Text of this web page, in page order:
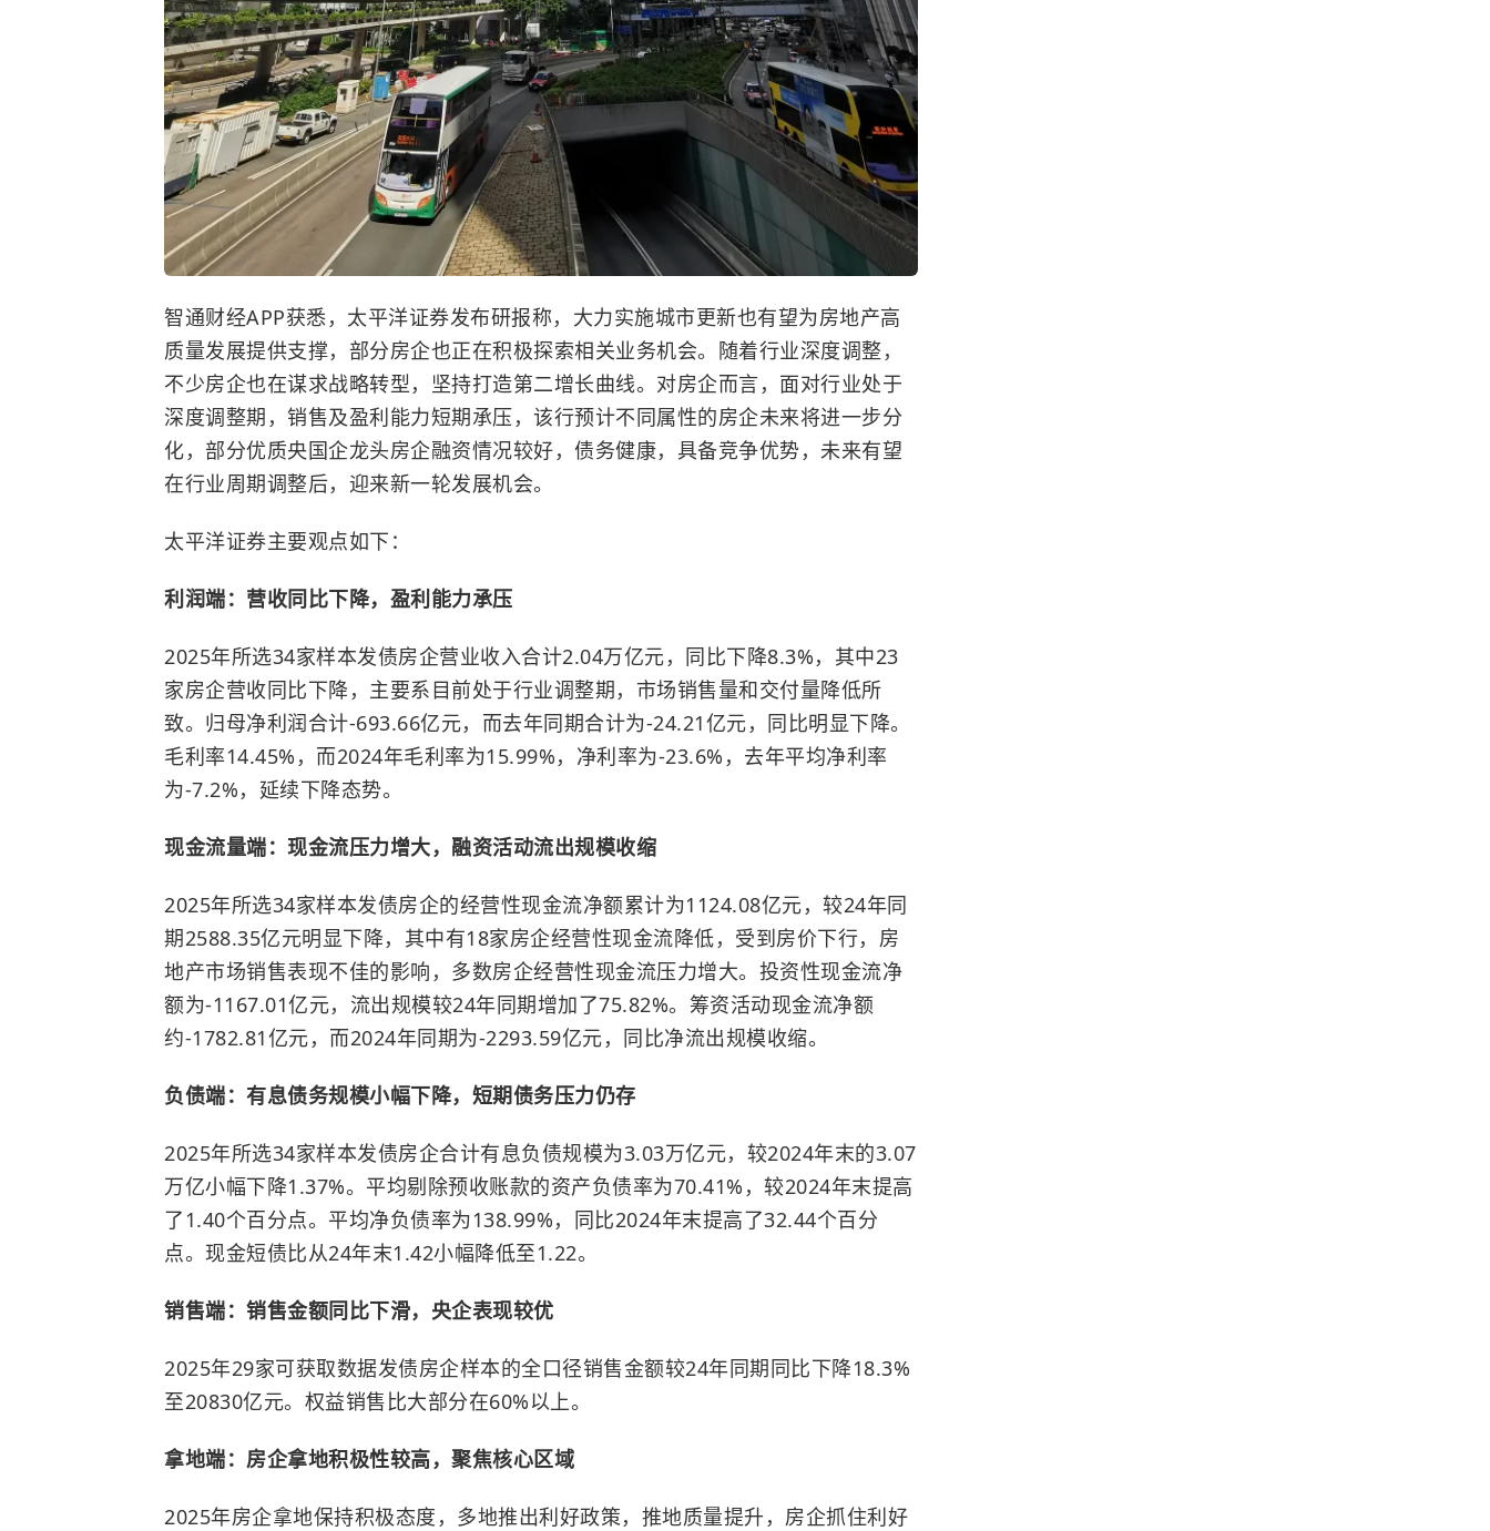
智通财经APP获悉，太平洋证券发布研报称，大力实施城市更新也有望为房地产高
质量发展提供支撑，部分房企也正在积极探索相关业务机会。 随着行业深度调整，
不少房企也在谋求战略转型，坚持打造第二增长曲线。 对房企而言，面对行业处于
深度调整期，销售及盈利能力短期承压，该行预计不同属性的房企未来将进一步分
化，部分优质央国企龙头房企融资情况较好，债务健康，具备竞争优势，未来有望
在行业周期调整后，迎来新一轮发展机会。
太平洋证券主要观点如下：
利润端：营收同比下降，盈利能力承压
2025年所选34家样本发债房企营业收入合计2.04万亿元，同比下降8.3%，其中23
家房企营收同比下降，主要系目前处于行业调整期，市场销售量和交付量降低所
致。归母净利润合计-693.66亿元，而去年同期合计为-24.21亿元，同比明显下降。
毛利率14.45%，而2024年毛利率为15.99%，净利率为-23.6%，去年平均净利率
为-7.2%，延续下降态势。
现金流量端：现金流压力增大，融资活动流出规模收缩
2025年所选34家样本发债房企的经营性现金流净额累计为1124.08亿元，较24年同
期2588.35亿元明显下降，其中有18家房企经营性现金流降低，受到房价下行，房
地产市场销售表现不佳的影响，多数房企经营性现金流压力增大。投资性现金流净
额为-1167.01亿元，流出规模较24年同期增加了75.82%。筹资活动现金流净额
约-1782.81亿元，而2024年同期为-2293.59亿元，同比净流出规模收缩。
负债端：有息债务规模小幅下降，短期债务压力仍存
2025年所选34家样本发债房企合计有息负债规模为3.03万亿元，较2024年末的3.07
万亿小幅下降1.37%。平均剔除预收账款的资产负债率为70.41%，较2024年末提高
了1.40个百分点。平均净负债率为138.99%，同比2024年末提高了32.44个百分
点。现金短债比从24年末1.42小幅降低至1.22。
销售端：销售金额同比下滑，央企表现较优
2025年29家可获取数据发债房企样本的全口径销售金额较24年同期同比下降18.3%
至20830亿元。权益销售比大部分在60%以上。
拿地端：房企拿地积极性较高，聚焦核心区域
2025年房企拿地保持积极态度，多地推出利好政策，推地质量提升，房企抓住利好